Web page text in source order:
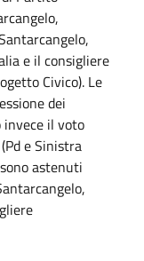
e il consigliere
Civico). Le
dei
il voto
e Sinistra
astenuti